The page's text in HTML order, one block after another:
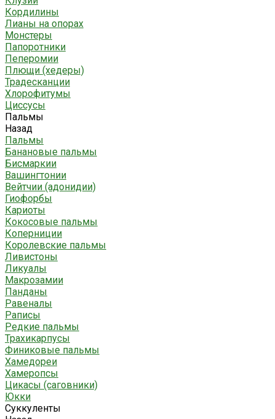
Кордилины
Лианы на опорах
Монстеры
Папоротники
Пеперомии
Плющи (хедеры)
Традесканции
Хлорофитумы
Циссусы
Пальмы
Назад
Пальмы
Банановые пальмы
Бисмаркии
Вашингтонии
Вейтчии (адонидии)
Гиофорбы
Кариоты
Кокосовые пальмы
Коперниции
Королевские пальмы
Ливистоны
Ликуалы
Макрозамии
Панданы
Равеналы
Раписы
Редкие пальмы
Трахикарпусы
Финиковые пальмы
Хамедореи
Хамеропсы
Цикасы (саговники)
Юкки
Суккуленты